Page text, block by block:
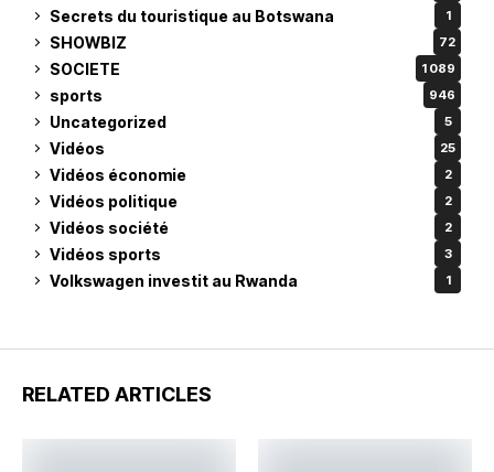
Secrets du touristique au Botswana 1
SHOWBIZ 72
SOCIETE 1 089
sports 946
Uncategorized 5
Vidéos 25
Vidéos économie 2
Vidéos politique 2
Vidéos société 2
Vidéos sports 3
Volkswagen investit au Rwanda 1
RELATED ARTICLES